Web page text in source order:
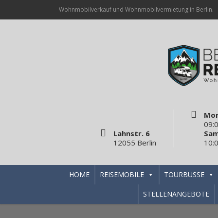
Wohnmobilverkauf und Wohnmobilvermietung in Berlin.
Lahnstr. 6
12055 Berlin
HOME REISEMOBILE TOURBUSSE
STELLENANGEBOTE